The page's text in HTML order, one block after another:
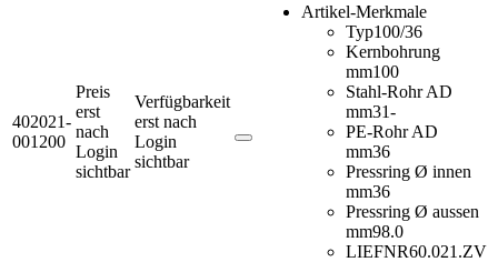
402021-
001200
Preis
erst
nach
Login
sichtbar
Verfügbarkeit
erst nach
Login
sichtbar
Artikel-Merkmale
Typ100/36
Kernbohrung
mm100
Stahl-Rohr AD
mm31-
PE-Rohr AD
mm36
Pressring Ø innen
mm36
Pressring Ø aussen
mm98.0
LIEFNR60.021.ZV